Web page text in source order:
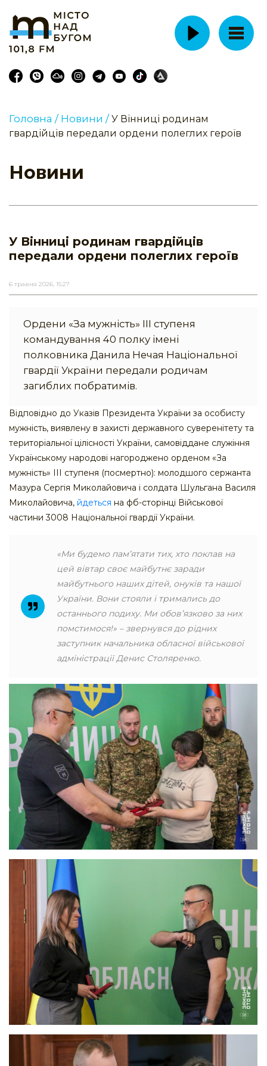
Головна / Новини / У Вінниці родинам
гвардійців передали ордени полеглих героїв
Новини
У Вінниці родинам гвардійців
передали ордени полеглих героїв
6 травня 2026, 15:27
Ордени «За мужність» ІІІ ступеня
командування 40 полку імені
полковника Данила Нечая Національної
гвардії України передали родичам
загиблих побратимів.
Відповідно до Указів Президента України за особисту
мужність, виявлену в захисті державного суверенітету та
територіальної цілісності України, самовіддане служіння
Українському народові нагороджено орденом «За
мужність» ІІІ ступеня (посмертно): молодшого сержанта
Мазура Сергія Миколайовича і солдата Шульгана Василя
Миколайовича, йдеться на фб-сторінці Військової
частини 3008 Національної гвардії України.
«Ми будемо пам’ятати тих, хто поклав на
цей вівтар своє майбутнє заради
майбутнього наших дітей, онуків та нашої
України. Вони стояли і тримались до
останнього подиху. Ми обов’язково за них
помстимося!» – звернувся до рідних
заступник начальника обласної військової
адміністрації Денис Столяренко.